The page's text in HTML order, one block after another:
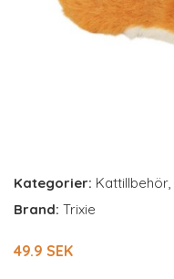
Kategorier: Kattillbehör,
Brand: Trixie
49.9 SEK